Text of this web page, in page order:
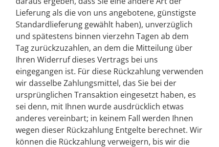
Lieferung als die von uns angebotene, günstigste
Standardlieferung gewählt haben), unverzüglich
und spätestens binnen vierzehn Tagen ab dem
Tag zurückzuzahlen, an dem die Mitteilung über
Ihren Widerruf dieses Vertrags bei uns
eingegangen ist. Für diese Rückzahlung verwenden
wir dasselbe Zahlungsmittel, das Sie bei der
ursprünglichen Transaktion eingesetzt haben, es
sei denn, mit Ihnen wurde ausdrücklich etwas
anderes vereinbart; in keinem Fall werden Ihnen
wegen dieser Rückzahlung Entgelte berechnet. Wir
können die Rückzahlung verweigern, bis wir die